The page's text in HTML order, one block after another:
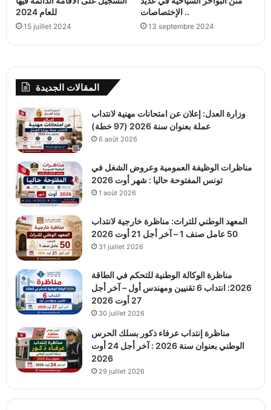
للعام 2024
15 juillet 2024
الإختصاصات ..
13 septembre 2024
المقالات الجديدة
وزارة العدل: إعلان عن امتحانات مهنية لانتداب
عملة بعنوان سنة 2026 (97 خطة)
6 août 2026
مناظرات الوظيفة العمومية وعروض الشغل في
تونس المفتوحة حاليا : شهر أوت 2026
1 août 2026
المعهد الوطني للتراث: مناظرة خارجية لانتداب
50 عامل صنف 1 – آخر أجل 21 أوت 2026
31 juillet 2026
مناظرة الوكالة الوطنية للتحكم في الطاقة
2026: انتداب 6 تقنيين ومهندس أول – آخر أجل
27 أوت 2026
30 juillet 2026
مناظرة إنتداب عرفاء ذكور بسلك الحرس
الوطني بعنوان سنة 2026 : آخر أجل 24 أوت
2026
29 juillet 2026